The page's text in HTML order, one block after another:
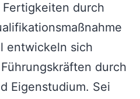
durch
entwickeln sich
durch
Eigenstudium. Sei